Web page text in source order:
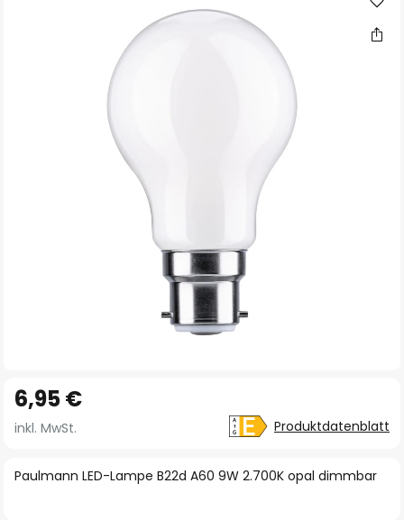
Anfang
der
springen
Paulmann LED-Lampe B22d A60 9W 2.700K opal dimmbar
6,95 €
inkl. MwSt. Produktdatenblatt